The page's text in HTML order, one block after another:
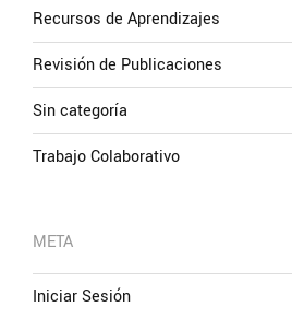
Recursos de Aprendizajes
Revisión de Publicaciones
Sin categoría
Trabajo Colaborativo
META
Iniciar Sesión